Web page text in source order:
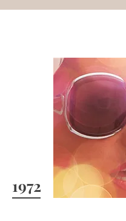
1972